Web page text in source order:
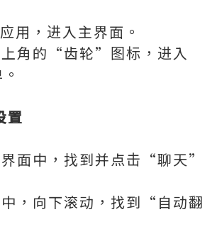
用，进入主界面。
角的“齿轮”图标，进入
置
面中，找到并点击“聊天”
，向下滚动，找到“自动翻